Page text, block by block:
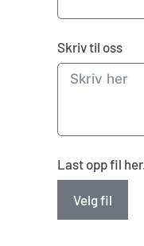
Skriv til oss
Last opp fil
Velg fil